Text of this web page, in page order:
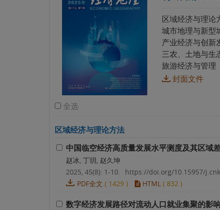
区域经济与理论
城市地理与新型
产业经济与创新
三农、土地与生
旅游经济与管理
封面文件
全选
区域经济与理论方法
中国临空经济高质量发展水平测度及其区域
赵冰, 丁玥, 赵久坤
2025, 45(8): 1-10.
https://doi.org/10.15957/
PDF全文 ( 1429 ) HTML ( 832 )
数字经济发展路径对流动人口就业集聚的影